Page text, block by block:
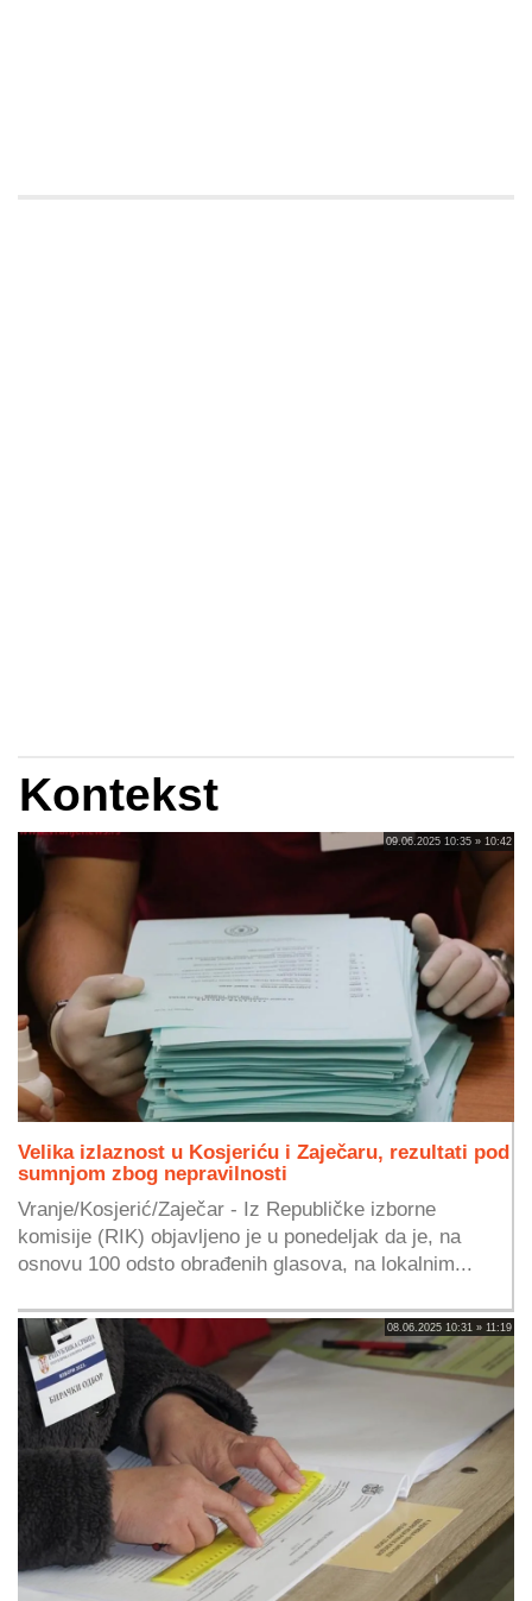
Kontekst
09.06.2025 10:35 » 10:42
Velika izlaznost u Kosjeriću i Zaječaru, rezultati pod
sumnjom zbog nepravilnosti
Vranje/Kosjerić/Zaječar - Iz Republičke izborne
komisije (RIK) objavljeno je u ponedeljak da je, na
osnovu 100 odsto obrađenih glasova, na lokalnim...
08.06.2025 10:31 » 11:19